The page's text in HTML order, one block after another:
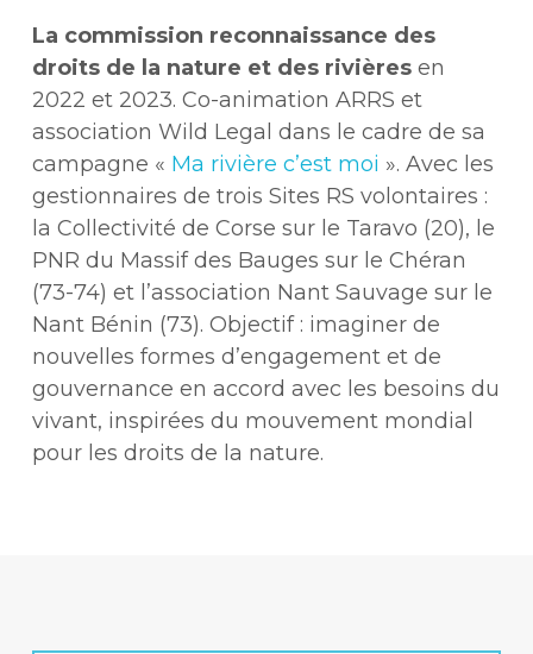
La commission reconnaissance des
droits de la nature et des rivièresen
2022 et 2023. Co-animation ARRS et
association Wild Legal dans le cadre de sa
campagne « Ma rivière c’est moi ». Avec les
gestionnaires de trois Sites RS volontaires :
la Collectivité de Corse sur le Taravo (20), le
PNR du Massif des Bauges sur le Chéran
(73-74) et l’association Nant Sauvage sur le
Nant Bénin (73). Objectif : imaginer de
nouvelles formes d’engagement et de
gouvernance en accord avec les besoins du
vivant, inspirées du mouvement mondial
pour les droits de la nature.